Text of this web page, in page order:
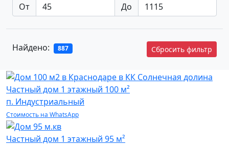
От
До
Найдено: 887 Сбросить фильтр
Частный дом 1 этажный 100 м²
п. Индустриальный
Стоимость на WhatsApp
Частный дом 1 этажный 95 м²